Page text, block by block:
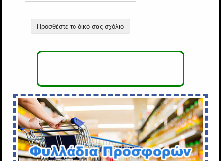
Προσθέστε το δικό σας σχόλιο